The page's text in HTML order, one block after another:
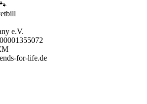
e.V.
for-life.de